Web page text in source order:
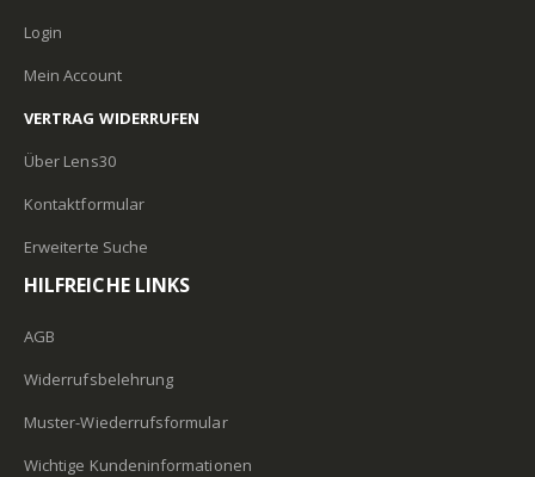
Login
Mein Account
VERTRAG WIDERRUFEN
Über Lens30
Kontaktformular
Erweiterte Suche
HILFREICHE LINKS
AGB
Widerrufsbelehrung
Muster-Wiederrufsformular
Wichtige Kundeninformationen